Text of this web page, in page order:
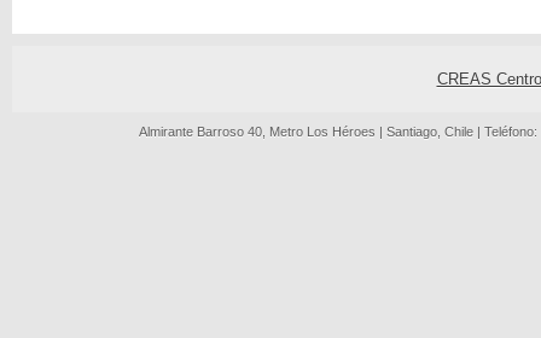
CREAS
Almirante Barroso 40, Metro Los Héroes | Santiago, Chile |